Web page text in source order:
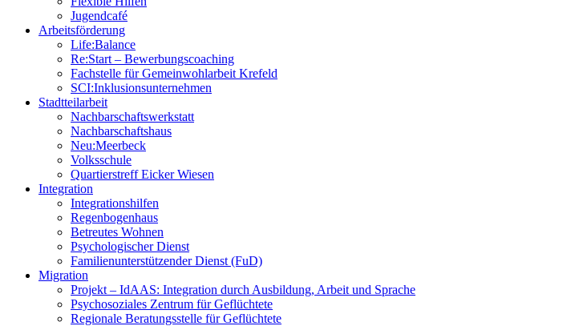
Jugendcafé
Arbeitsförderung
Life:Balance
Re:Start – Bewerbungscoaching
Fachstelle für Gemeinwohlarbeit Krefeld
SCI:Inklusionsunternehmen
Stadtteilarbeit
Nachbarschaftswerkstatt
Nachbarschaftshaus
Neu:Meerbeck
Volksschule
Quartierstreff Eicker Wiesen
Integration
Integrationshilfen
Regenbogenhaus
Betreutes Wohnen
Psychologischer Dienst
Familienunterstützender Dienst (FuD)
Migration
Projekt – IdAAS: Integration durch Ausbildung, Arbeit und Sprache
Psychosoziales Zentrum für Geflüchtete
Regionale Beratungsstelle für Geflüchtete